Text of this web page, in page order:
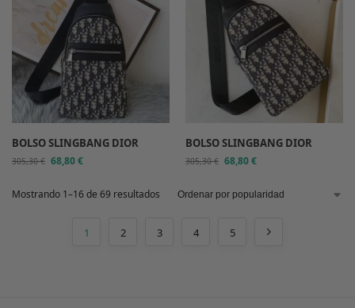
BOLSO SLINGBANG DIOR
305,30€ 68,80€
BOLSO SLINGBANG DIOR
305,30€ 68,80€
Mostrando 1–16 de 69 resultados
1 2 3 4 5